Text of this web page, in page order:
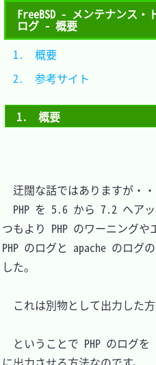
FreeBSD - メンテナンス
ログ - 概要
1.　概要
迂闊な話ではありますが・・
PHP を 5.6 から 7.2 へアッ
つもより PHP のワーニングや
PHP のログと apache のログ
した。
これは別物として出力した方
ということで PHP のログを